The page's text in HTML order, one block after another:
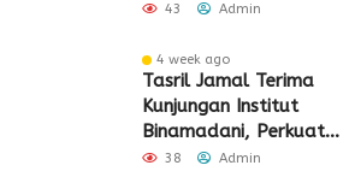
43 Admin
4 week ago
Tasril Jamal Terima
Kunjungan Institut
Binamadani, Perkuat
Sinergi Bangun SDM Kota
38 Admin